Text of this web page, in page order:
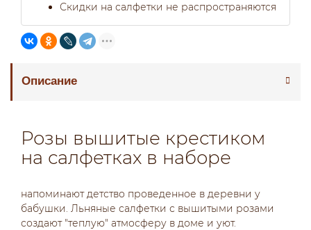
Скидки на салфетки не распространяются
Описание
Розы вышитые крестиком
на салфетках в наборе
напоминают детство проведенное в деревни у
бабушки. Льняные салфетки с вышитыми розами
создают "теплую" атмосферу в доме и уют.